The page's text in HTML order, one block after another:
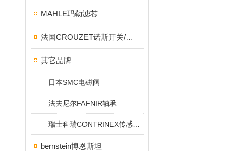
MAHLE玛勒滤芯
法国CROUZET诺斯开关/继电器
其它品牌
日本SMC电磁阀
法夫尼尔FAFNIR轴承
bernstein博恩斯坦